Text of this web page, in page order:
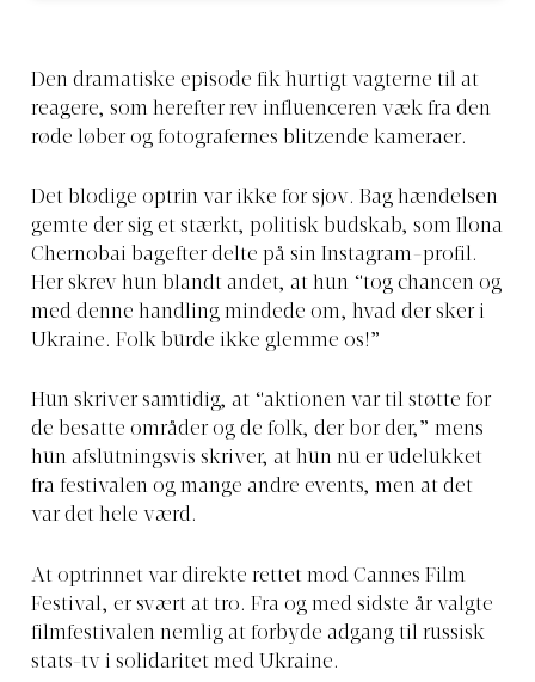
Den dramatiske episode fik hurtigt vagterne til at
reagere, som herefter rev influenceren væk fra den
røde løber og fotografernes blitzende kameraer.
Det blodige optrin var ikke for sjov. Bag hændelsen
gemte der sig et stærkt, politisk budskab, som Ilona
Chernobai bagefter delte på sin Instagram-profil.
Her skrev hun blandt andet, at hun “tog chancen og
med denne handling mindede om, hvad der sker i
Ukraine. Folk burde ikke glemme os!”
Hun skriver samtidig, at “aktionen var til støtte for
de besatte områder og de folk, der bor der,” mens
hun afslutningsvis skriver, at hun nu er udelukket
fra festivalen og mange andre events, men at det
var det hele værd.
At optrinnet var direkte rettet mod Cannes Film
Festival, er svært at tro. Fra og med sidste år valgte
filmfestivalen nemlig at forbyde adgang til russisk
stats-tv i solidaritet med Ukraine.